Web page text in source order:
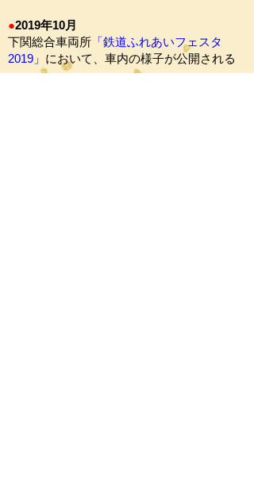
●2019年10月
下関総合車両所 「鉄道ふれあいフェスタ
2019」 において、 車内の様子が公開される